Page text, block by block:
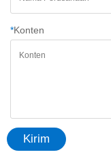
*Konten
Kirim